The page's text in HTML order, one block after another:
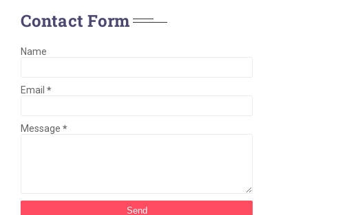
Contact Form
Name
Email*
Message*